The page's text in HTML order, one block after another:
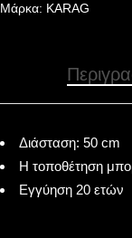
Μάρκα: KARAG
Διάσταση: 50 cm
Η τοποθέτηση
Εγγύηση 20 ετών